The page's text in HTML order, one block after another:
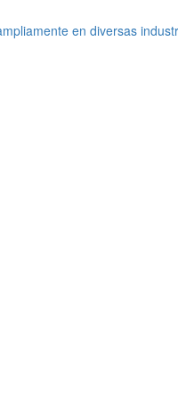
en diversas